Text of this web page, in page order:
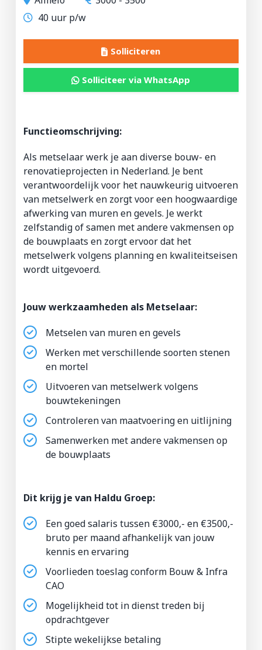
40 uur p/w
Solliciteren
Solliciteer via WhatsApp
Functieomschrijving:
Als metselaar werk je aan diverse bouw- en
renovatieprojecten in Nederland. Je bent
verantwoordelijk voor het nauwkeurig uitvoeren
van metselwerk en zorgt voor een hoogwaardige
afwerking van muren en gevels. Je werkt
zelfstandig of samen met andere vakmensen op
de bouwplaats en zorgt ervoor dat het
metselwerk volgens planning en kwaliteitseisen
wordt uitgevoerd.
Jouw werkzaamheden als Metselaar:
Metselen van muren en gevels
Werken met verschillende soorten stenen
en mortel
Uitvoeren van metselwerk volgens
bouwtekeningen
Controleren van maatvoering en uitlijning
Samenwerken met andere vakmensen op
de bouwplaats
Dit krijg je van Haldu Groep:
Een goed salaris tussen €3000,- en €3500,-
bruto per maand afhankelijk van jouw
kennis en ervaring
Voorlieden toeslag conform Bouw & Infra
CAO
Mogelijkheid tot in dienst treden bij
opdrachtgever
Stipte wekelijkse betaling
ZZP-opdrachten
Vakmensen nodig?